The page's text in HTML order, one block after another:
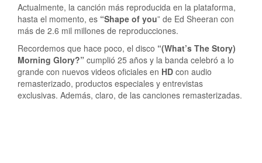
Actualmente, la canción más reproducida en la plataforma,
hasta el momento, es “Shape of you” de Ed Sheeran con
más de 2.6 mil millones de reproducciones.
Recordemos que hace poco, el disco “(What’s The Story)
Morning Glory?” cumplió 25 años y la banda celebró a lo
grande con nuevos videos oficiales en HD con audio
remasterizado, productos especiales y entrevistas
exclusivas. Además, claro, de las canciones remasterizadas.